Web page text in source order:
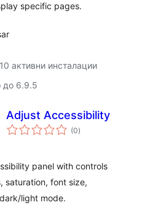
specific pages.
активни инсталации
до 6.9.5
Adjust Accessibility
(0общо
оценки
)
panel with controls
saturation, font size,
light mode.